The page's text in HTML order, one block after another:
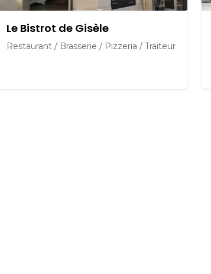
Le Bistrot de Gisèle
Restaurant / Brasserie / Pizzeria / Traiteur